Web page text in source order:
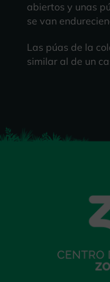
abiertos y unas
se van
Las púas de la
similar al de un